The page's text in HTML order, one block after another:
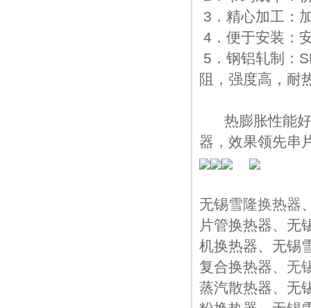
3．精心加工：
4．便于安装：
5．钢铝轧制：
阻，强度高，耐
热膨胀性能好
器，效果领先串
无锡雪隆换热器
片管换热器、无
机换热器、无锡
复合换热器、 无
蒸汽散热器、无